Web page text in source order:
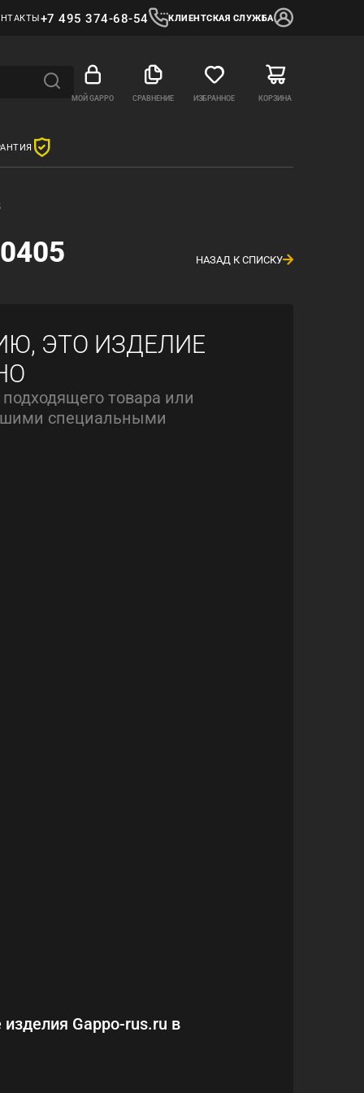
+7 495 374-68-54 КЛИЕНТСКАЯ СЛУЖБА
МОЙ GAPPO СРАВНЕНИЕ ИЗБРАННОЕ КОРЗИНА
НАЗАД К СПИСКУ
ЭТО ИЗДЕЛИЕ
товара или
специальными
Gappo-rus.ru в